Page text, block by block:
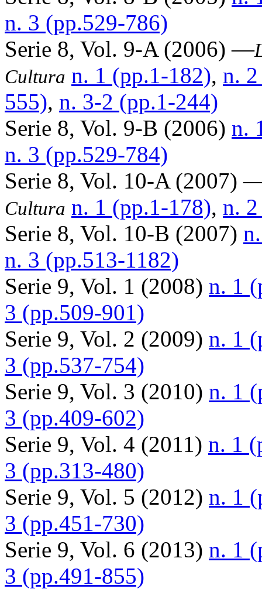
n. 3 (pp.529-786)
Serie 8, Vol. 9-A (2006) —
Cultura n. 1 (pp.1-182), n.
555), n. 3-2 (pp.1-244)
Serie 8, Vol. 9-B (2006) n.
n. 3 (pp.529-784)
Serie 8, Vol. 10-A (2007)
Cultura n. 1 (pp.1-178), n.
Serie 8, Vol. 10-B (2007)
n. 3 (pp.513-1182)
Serie 9, Vol. 1 (2008) n. 1
3 (pp.509-901)
Serie 9, Vol. 2 (2009) n. 1
3 (pp.537-754)
Serie 9, Vol. 3 (2010) n. 1
3 (pp.409-602)
Serie 9, Vol. 4 (2011) n. 1
3 (pp.313-480)
Serie 9, Vol. 5 (2012) n. 1
3 (pp.451-730)
Serie 9, Vol. 6 (2013) n. 1
3 (pp.491-855)